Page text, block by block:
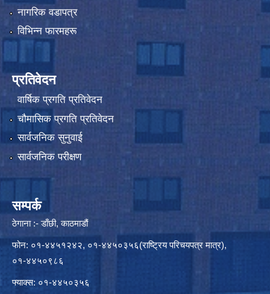
नागरिक वडापत्र
विभिन्न फारमहरू
प्रतिवेदन
वार्षिक प्रगति प्रतिवेदन
चौमासिक प्रगति प्रतिवेदन
सार्वजनिक सुनुवाई
सार्वजनिक परीक्षण
सम्पर्क
ठेगाना :- डाँछी, काठमाडौं
फोन: ०१-४४५१२४२, ०१-४४५०३५६(राष्ट्रिय परिचयपत्र मात्र),
०१-४४५०९८६
फ्याक्स: ०१-४४५०३५६